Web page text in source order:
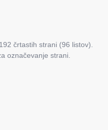
črtastih strani (96 listov).
označevanje strani.